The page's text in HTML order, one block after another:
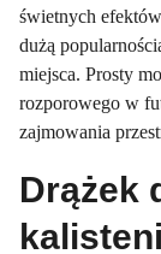
świetnych
dużą
miejsca. Prosty
rozporowego w
zajmowania
Drążek